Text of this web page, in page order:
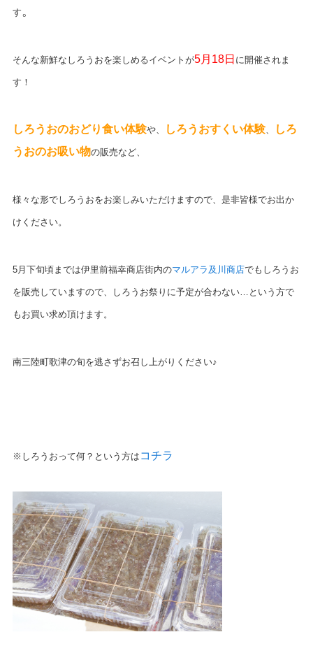
す。
そんな新鮮なしろうおを楽しめるイベントが5月18日 に開催されま
す！
しろうおのおどり食い体験や、 しろうおすくい体験、
しろ
うおのお吸い物の販売など、
様々な形でしろうおをお楽しみいただけますので、是非皆様でお出か
けください。
5月下旬頃までは伊里前福幸商店街内のマルアラ及川商店でもしろうお
を販売していますので、しろうお祭りに予定が合わない…という方で
もお買い求め頂けます。
南三陸町歌津の旬を逃さずお召し上がりください♪
※しろうおって何？という方は コチラ